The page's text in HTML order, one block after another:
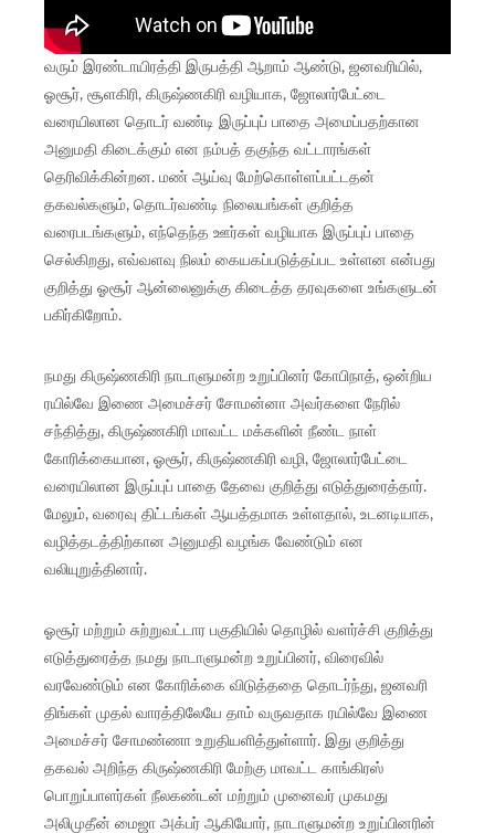
வரும் இரண்டாயிரத்தி இருபத்தி ஆறாம் ஆண்டு, ஜனவரியில்,
ஓசூர், சூளகிரி, கிருஷ்ணகிரி வழியாக, ஜோலார்பேட்டை
வரையிலான தொடர் வண்டி இருப்புப் பாதை அமைப்பதற்கான
அனுமதி கிடைக்கும் என நம்பத் தகுந்த வட்டாரங்கள்
தெரிவிக்கின்றன. மண் ஆய்வு மேற்கொள்ளப்பட்டதன்
தகவல்களும், தொடர்வண்டி நிலையங்கள் குறித்த
வரைபடங்களும், எந்தெந்த ஊர்கள் வழியாக இருப்புப் பாதை
செல்கிறது, எவ்வளவு நிலம் கையகப்படுத்தப்பட உள்ளன என்பது
குறித்து ஓசூர் ஆன்லைனுக்கு கிடைத்த தரவுகளை உங்களுடன்
பகிர்கிறோம்.
நமது கிருஷ்ணகிரி நாடாளுமன்ற உறுப்பினர் கோபிநாத், ஒன்றிய
ரயில்வே இணை அமைச்சர் சோமன்னா அவர்களை நேரில்
சந்தித்து, கிருஷ்ணகிரி மாவட்ட மக்களின் நீண்ட நாள்
கோரிக்கையான, ஓசூர், கிருஷ்ணகிரி வழி, ஜோலார்பேட்டை
வரையிலான இருப்புப் பாதை தேவை குறித்து எடுத்துரைத்தார்.
மேலும், வரைவு திட்டங்கள் ஆயத்தமாக உள்ளதால், உடனடியாக,
வழித்தடத்திற்கான அனுமதி வழங்க வேண்டும் என
வலியுறுத்தினார்.
ஓசூர் மற்றும் சுற்றுவட்டார பகுதியில் தொழில் வளர்ச்சி குறித்து
எடுத்துரைத்த நமது நாடாளுமன்ற உறுப்பினர், விரைவில்
வரவேண்டும் என கோரிக்கை விடுத்ததை தொடர்ந்து, ஜனவரி
திங்கள் முதல் வாரத்திலேயே தாம் வருவதாக ரயில்வே இணை
அமைச்சர் சோமண்ணா உறுதியளித்துள்ளார். இது குறித்து
தகவல் அறிந்த கிருஷ்ணகிரி மேற்கு மாவட்ட காங்கிரஸ்
பொறுப்பாளர்கள் நீலகண்டன் மற்றும் முனைவர் முகமது
அலிமுதீன் மைஜா அக்பர் ஆகியோர், நாடாளுமன்ற உறுப்பினரின்